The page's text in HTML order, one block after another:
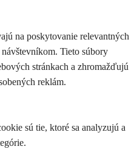
na poskytovanie relevantných
Tieto súbory
stránkach a zhromažďujú
reklám.
sú tie, ktoré sa analyzujú a